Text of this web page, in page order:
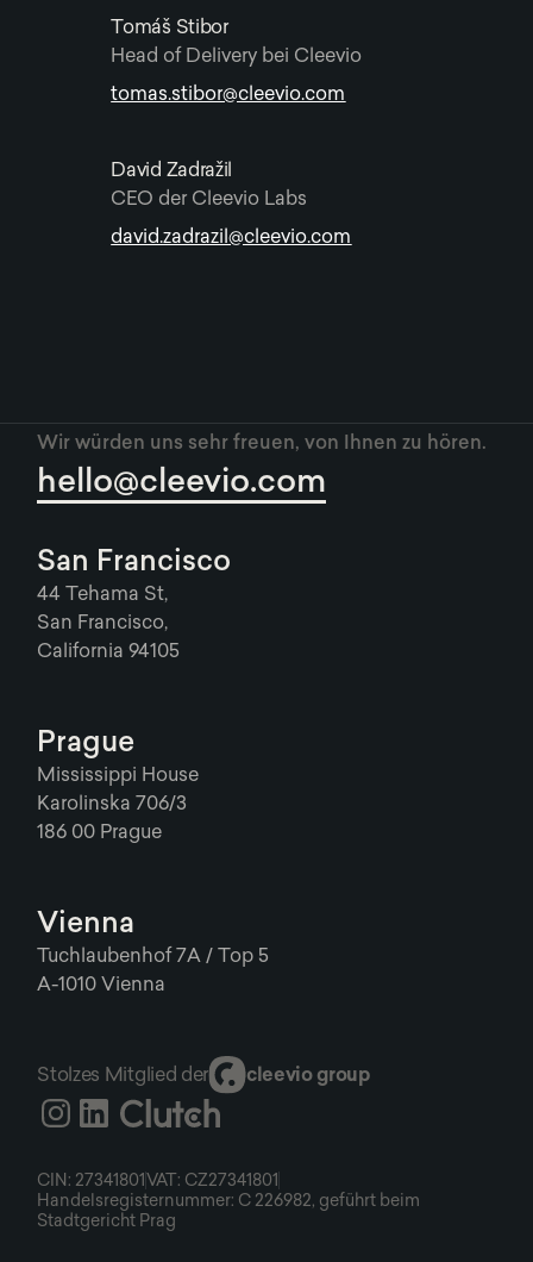
Tomáš Stibor
Head of Delivery bei Cleevio
tomas.stibor@cleevio.com
David Zadražil
CEO der Cleevio Labs
david.zadrazil@cleevio.com
Wir würden uns sehr freuen, von Ihnen zu hören.
hello@cleevio.com
San Francisco
44 Tehama St,
San Francisco,
California 94105
Prague
Mississippi House
Karolinska 706/3
186 00 Prague
Vienna
Tuchlaubenhof 7A / Top 5
A-1010 Vienna
Stolzes Mitglied der cleevio group
CIN: 27341801VAT: CZ27341801
Handelsregisternummer: C 226982, geführt beim
Stadtgericht Prag